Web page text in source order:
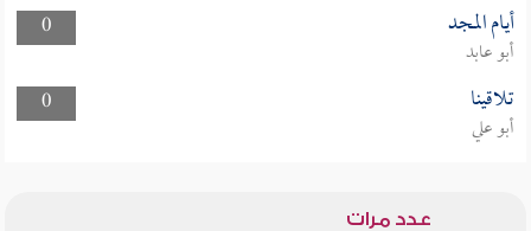
0
أيام المجد
أبو عابد
0
تلاقينا
أبو علي
عدد مرات